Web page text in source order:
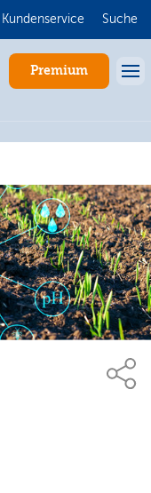
Kundenservice Suche
Premium